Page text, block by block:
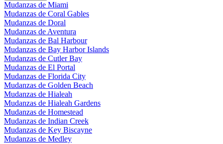
Mudanzas de Miami
Mudanzas de Coral Gables
Mudanzas de Doral
Mudanzas de Aventura
Mudanzas de Bal Harbour
Mudanzas de Bay Harbor Islands
Mudanzas de Cutler Bay
Mudanzas de El Portal
Mudanzas de Florida City
Mudanzas de Golden Beach
Mudanzas de Hialeah
Mudanzas de Hialeah Gardens
Mudanzas de Homestead
Mudanzas de Indian Creek
Mudanzas de Key Biscayne
Mudanzas de Medley